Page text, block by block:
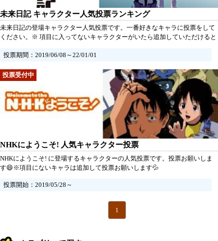
未来日記 キャラクター人気投票ランキング
未来日記の登場キャラクター人気投票です。一番好きなキャラに投票をして
ください。※ 項目に入ってないキャラクターがいたら追加していただけると
投票期間：2019/06/08～22/01/01
NHKにようこそ! 人気キャラクター投票
NHKにようこそ! に登場するキャラクターの人気投票です。投票お願いしま
す😄※項目にないキャラは追加して投票お願いします💦
投票開始：2019/05/28～
1